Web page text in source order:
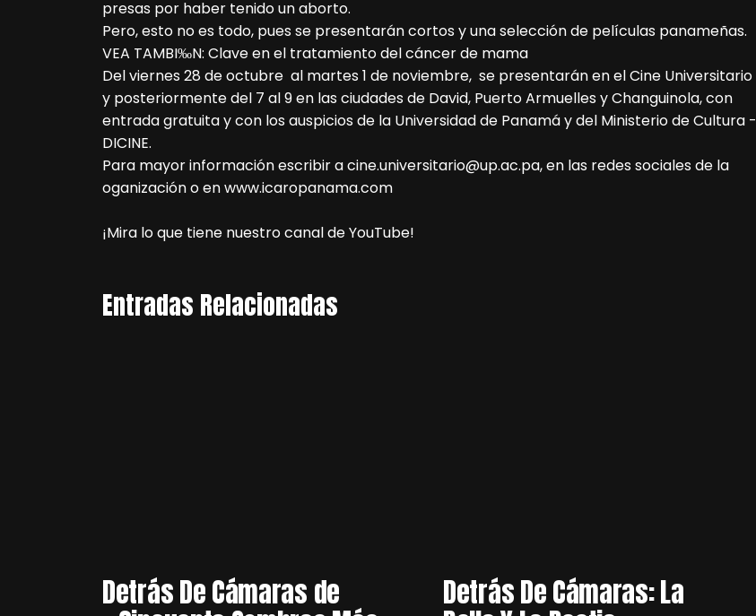
presas por haber tenido un aborto.
Pero, esto no es todo, pues se presentarán cortos y una selección de películas panameñas.
VEA TAMBI‰N: Clave en el tratamiento del cáncer de mama
Del viernes 28 de octubre al martes 1 de noviembre, se presentarán en el Cine Universitario
y posteriormente del 7 al 9 en las ciudades de David, Puerto Armuelles y Changuinola, con
entrada gratuita y con los auspicios de la Universidad de Panamá y del Ministerio de Cultura -
DICINE.
Para mayor información escribir a cine.universitario@up.ac.pa, en las redes sociales de la
oganización o en www.icaropanama.com
¡Mira lo que tiene nuestro canal de YouTube!
Entradas Relacionadas
Detrás De Cámaras de Detrás De Cámaras: La